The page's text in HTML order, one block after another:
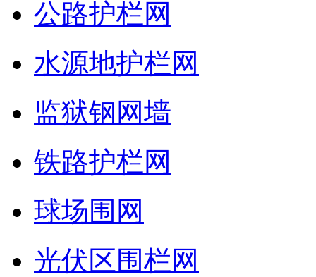
公路护栏网
水源地护栏网
监狱钢网墙
铁路护栏网
球场围网
光伏区围栏网